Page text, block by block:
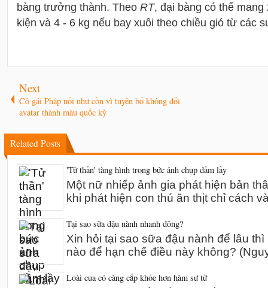
bàng trưởng thành. Theo RT, đại bàng có thể
kiện và 4 - 6 kg nếu bay xuôi theo chiều gió từ các
Next
Cô gái Pháp nổi như cồn vì tuyên bố không đổi
avatar thành màu quốc kỳ
Related Posts
'Tử thần' tàng hình trong bức ảnh chụp đầm lầy
Một nữ nhiếp ảnh gia phát hiện bản
khi phát hiện con thú ăn thịt chỉ cách
Tại sao sữa đậu nành nhanh đông?
Xin hỏi tại sao sữa đậu nành để lâu
nào để hạn chế điều này không?
Loài cua có càng cắp khỏe hơn hàm sư tử